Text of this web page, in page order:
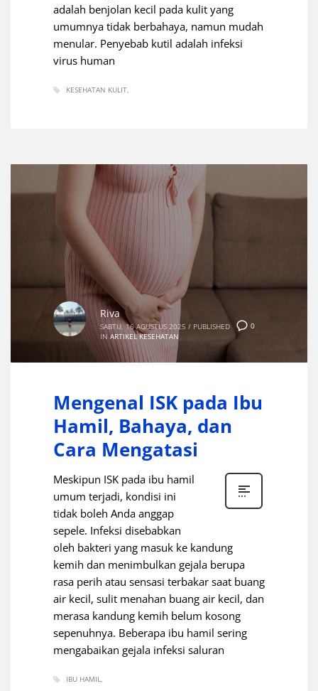
adalah benjolan kecil pada kulit yang
umumnya tidak berbahaya, namun mudah
menular. Penyebab kutil adalah infeksi
virus human
KESEHATAN KULIT
0
Riva
SABTU, 16 AGUSTUS 2025 / PUBLISHED
IN ARTIKEL KESEHATAN
Mengenal ISK pada Ibu
Hamil, Bahaya, dan
Cara Mengatasi
Meskipun ISK pada ibu hamil
umum terjadi, kondisi ini
tidak boleh Anda anggap
sepele. Infeksi disebabkan
oleh bakteri yang masuk ke kandung
kemih dan menimbulkan gejala berupa
rasa perih atau sensasi terbakar saat buang
air kecil, sulit menahan buang air kecil, dan
merasa kandung kemih belum kosong
sepenuhnya. Beberapa ibu hamil sering
mengabaikan gejala infeksi saluran
IBU HAMIL